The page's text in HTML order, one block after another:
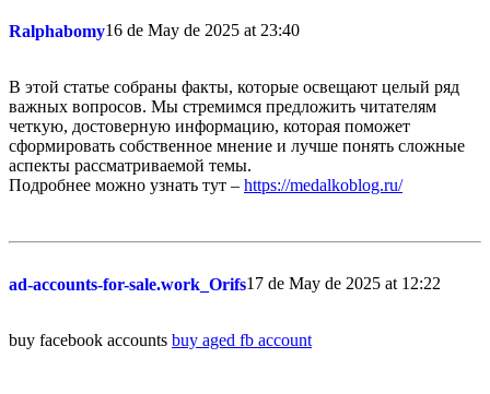
Ralphabomy16 de May de 2025 at 23:40
В этой статье собраны факты, которые освещают целый ряд
важных вопросов. Мы стремимся предложить читателям
четкую, достоверную информацию, которая поможет
сформировать собственное мнение и лучше понять сложные
аспекты рассматриваемой темы.
Подробнее можно узнать тут – https://medalkoblog.ru/
ad-accounts-for-sale.work_Orifs17 de May de 2025 at 12:22
buy facebook accounts buy aged fb account